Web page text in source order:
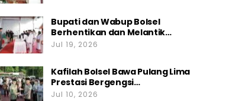
Bupati dan Wabup Bolsel
Berhentikan dan Melantik…
Jul 19, 2026
Kafilah Bolsel Bawa Pulang Lima
Prestasi Bergengsi…
Jul 10, 2026